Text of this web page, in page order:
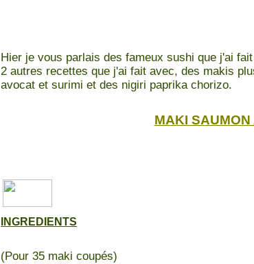
Hier je vous parlais des fameux sushi que j'ai
2 autres recettes que j'ai fait avec, des makis
avocat et surimi et des nigiri paprika chorizo.
MAKI SAUMON
INGREDIENTS
(Pour 35 maki coupés)